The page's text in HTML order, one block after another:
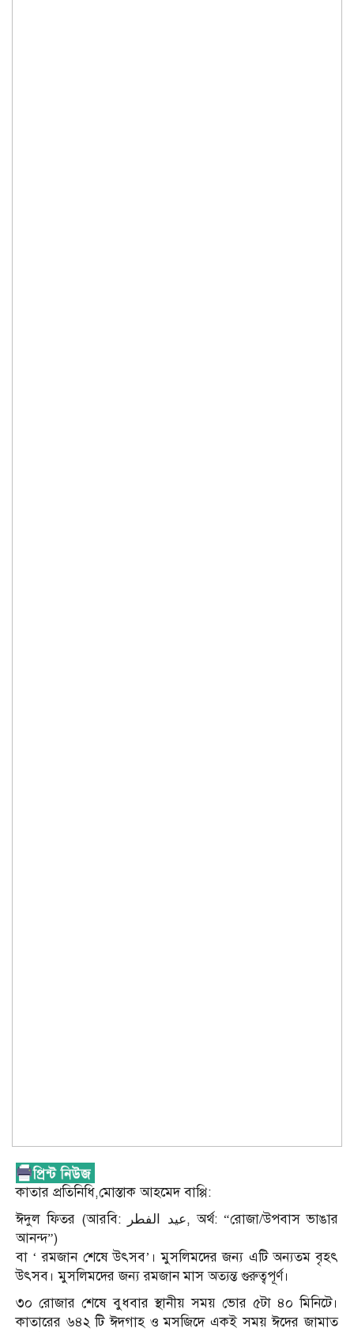
কাতার প্রতিনিধি,মোস্তাক আহমেদ বাপ্পি:
ঈদুল ফিতর (আরবি: عيد الفطر, অর্থ: “রোজা/উপবাস ভাঙার
আনন্দ”)
বা ‘ রমজান শেষে উৎসব’। মুসলিমদের জন্য এটি অন্যতম বৃহৎ
উৎসব। মুসলিমদের জন্য রমজান মাস অত্যন্ত গুরুত্বপূর্ণ।
৩০ রোজার শেষে বুধবার স্থানীয় সময় ভোর ৫টা ৪০ মিনিটে।
কাতারের ৬৪২ টি ঈদগাহ ও মসজিদে একই সময় ঈদের জামাত